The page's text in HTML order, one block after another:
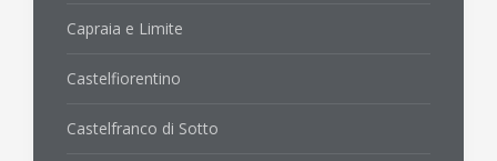
Capraia e Limite
Castelfiorentino
Castelfranco di Sotto